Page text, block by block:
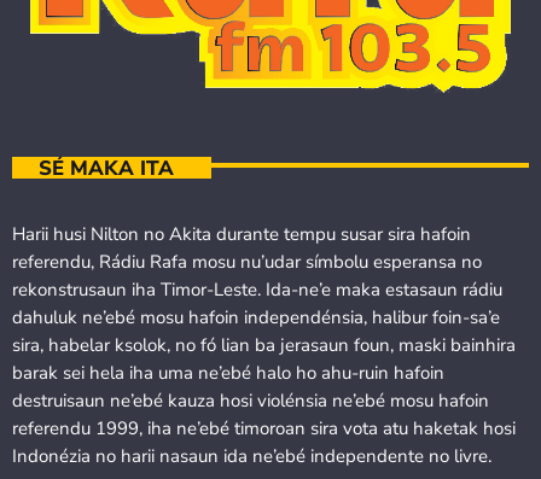
SÉ MAKA ITA
Harii husi Nilton no Akita durante tempu susar sira hafoin
referendu, Rádiu Rafa mosu nu’udar símbolu esperansa no
rekonstrusaun iha Timor-Leste. Ida-ne’e maka estasaun rádiu
dahuluk ne’ebé mosu hafoin independénsia, halibur foin-sa’e
sira, habelar ksolok, no fó lian ba jerasaun foun, maski bainhira
barak sei hela iha uma ne’ebé halo ho ahu-ruin hafoin
destruisaun ne’ebé kauza hosi violénsia ne’ebé mosu hafoin
referendu 1999, iha ne’ebé timoroan sira vota atu haketak hosi
Indonézia no harii nasaun ida ne’ebé independente no livre.